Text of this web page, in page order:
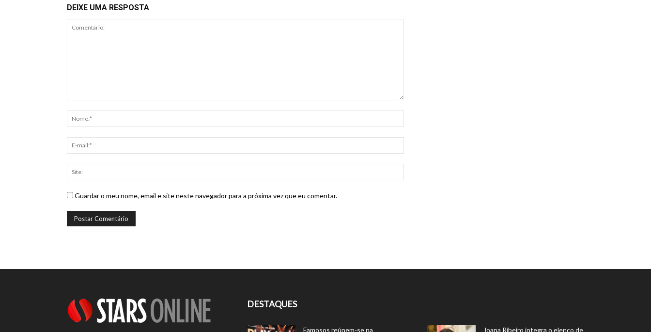
DEIXE UMA RESPOSTA
Guardar o meu nome, email e site neste navegador para a próxima vez que eu comentar.
DESTAQUES
Famosos reúnem-se na Joana Ribeiro integra o elenco de